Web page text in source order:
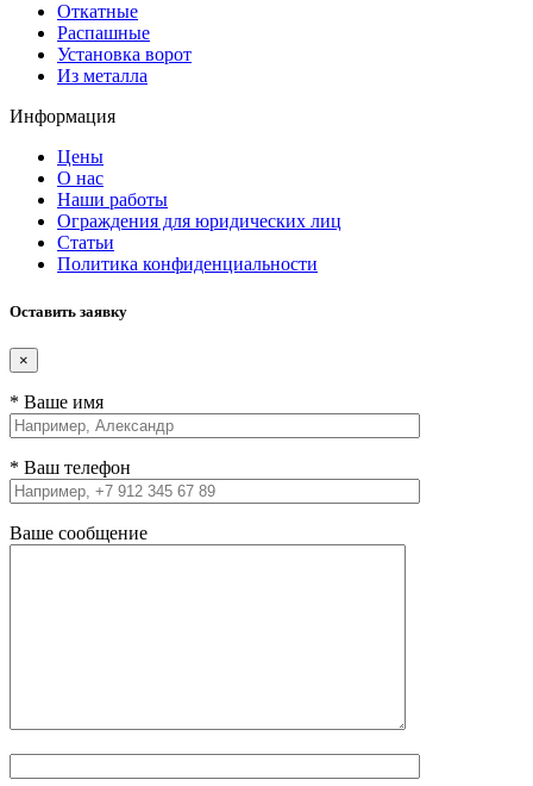
Откатные
Распашные
Установка ворот
Из металла
Информация
Цены
О нас
Наши работы
Ограждения для юридических лиц
Статьи
Политика конфиденциальности
Оставить заявку
×
* Ваше имя
* Ваш телефон
Ваше сообщение